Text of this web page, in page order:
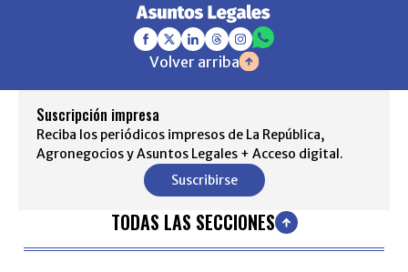
Volver arriba
Suscripción impresa
Reciba los periódicos impresos de La República,
Agronegocios y Asuntos Legales + Acceso digital.
Suscribirse
TODAS LAS SECCIONES